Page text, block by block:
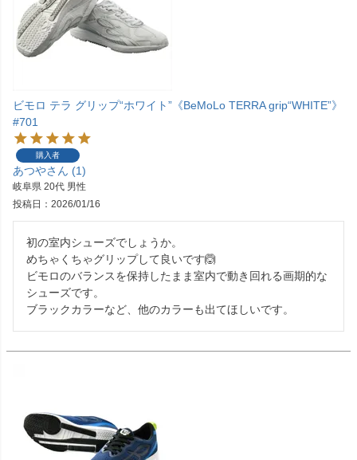
ビモロ テラ グリップ“ホワイト”《BeMoLo TERRA grip“WHITE”》
#701
購入者
あつや 1
岐阜県 20代 男性
投稿日
2026/01/16
初の室内シューズでしょうか。
めちゃくちゃグリップして良いです🙆
ビモロのバランスを保持したまま室内で動き回れる画期的な
シューズです。
ブラックカラーなど、他のカラーも出てほしいです。